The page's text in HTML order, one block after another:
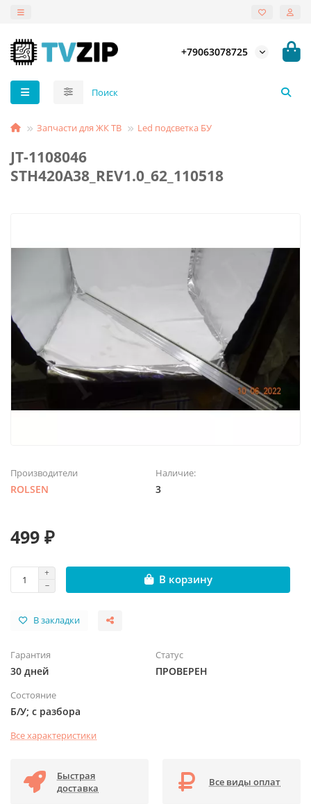
+79063078725
Запчасти для ЖК ТВ Led подсветка БУ
JT-1108046
STH420A38_REV1.0_62_110518
Производители
ROLSEN
Наличие:
3
499 ₽
В корзину
В закладки
Гарантия
30 дней
Статус
ПРОВЕРЕН
Состояние
Б/У; с разбора
Все характеристики
Быстрая
доставка
Все виды оплат